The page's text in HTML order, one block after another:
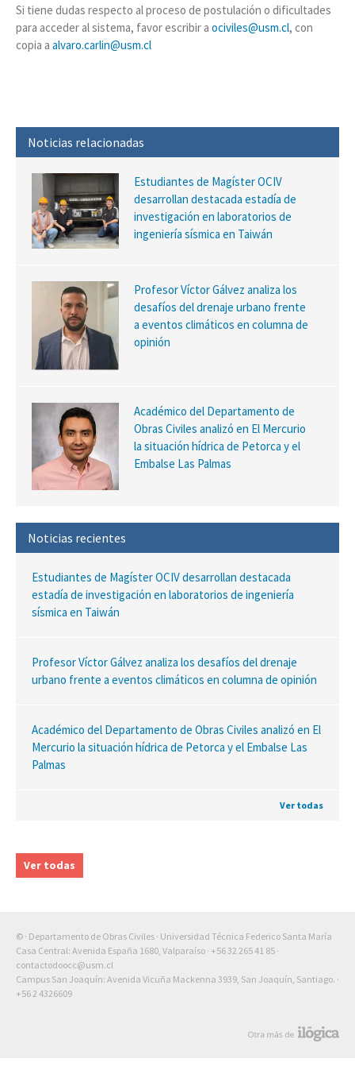
Si tiene dudas respecto al proceso de postulación o dificultades
para acceder al sistema, favor escribir a ociviles@usm.cl, con
copia a alvaro.carlin@usm.cl
Noticias relacionadas
Estudiantes de Magíster OCIV
desarrollan destacada estadía de
investigación en laboratorios de
ingeniería sísmica en Taiwán
Profesor Víctor Gálvez analiza los
desafíos del drenaje urbano frente
a eventos climáticos en columna de
opinión
Académico del Departamento de
Obras Civiles analizó en El Mercurio
la situación hídrica de Petorca y el
Embalse Las Palmas
Noticias recientes
Estudiantes de Magíster OCIV desarrollan destacada
estadía de investigación en laboratorios de ingeniería
sísmica en Taiwán
Profesor Víctor Gálvez analiza los desafíos del drenaje
urbano frente a eventos climáticos en columna de opinión
Académico del Departamento de Obras Civiles analizó en El
Mercurio la situación hídrica de Petorca y el Embalse Las
Palmas
Ver todas
Ver todas
© · Departamento de Obras Civiles · Universidad Técnica Federico Santa María
Casa Central: Avenida España 1680, Valparaíso · +56 32 265 41 85 ·
contactodoocc@usm.cl
Campus San Joaquín: Avenida Vicuña Mackenna 3939, San Joaquín, Santiago. ·
+56 2 4326609